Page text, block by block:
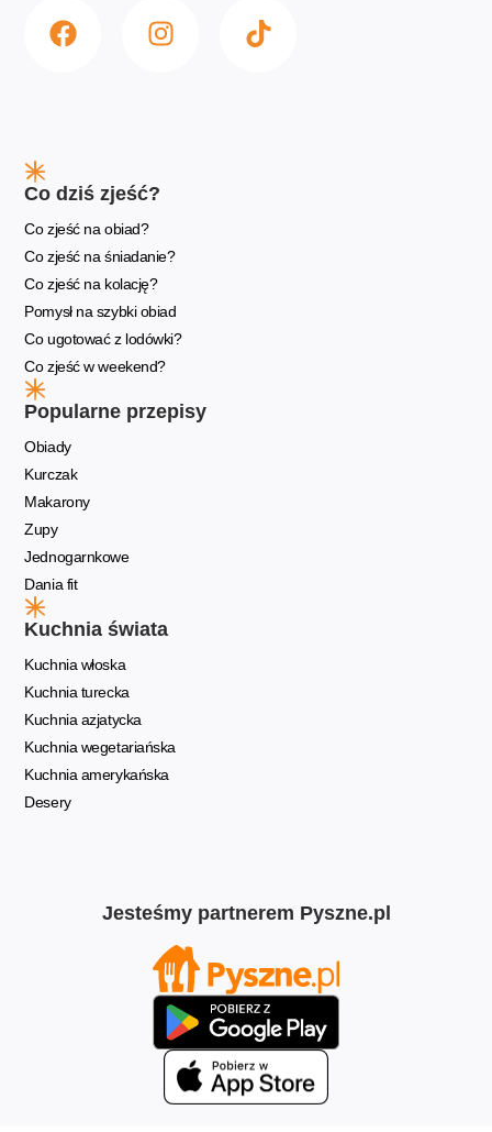
Co dziś zjeść?
Co zjeść na obiad?
Co zjeść na śniadanie?
Co zjeść na kolację?
Pomysł na szybki obiad
Co ugotować z lodówki?
Co zjeść w weekend?
Popularne przepisy
Obiady
Kurczak
Makarony
Zupy
Jednogarnkowe
Dania fit
Kuchnia świata
Kuchnia włoska
Kuchnia turecka
Kuchnia azjatycka
Kuchnia wegetariańska
Kuchnia amerykańska
Desery
Jesteśmy partnerem Pyszne.pl